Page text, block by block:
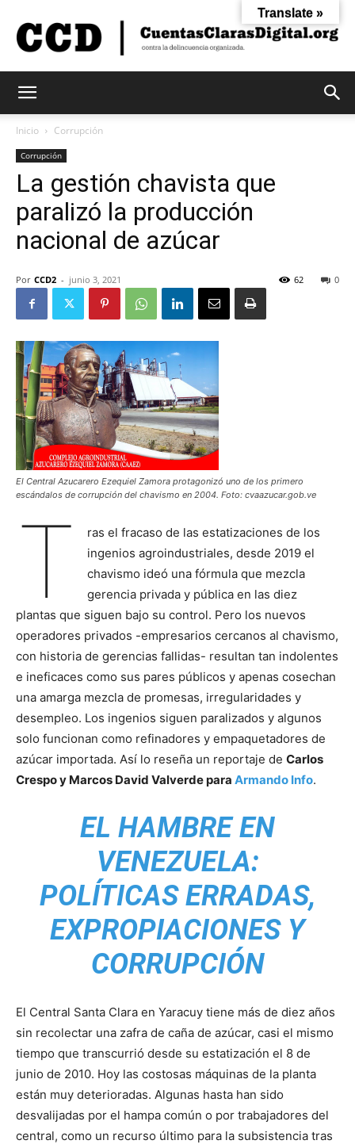
Claras
Digital
Inicio Corrupción
Corrupción
La gestión chavista que
paralizó la producción
nacional de azúcar
Por CCD2 - junio 3, 2021 0
62
El Central Azucarero Ezequiel Zamora protagonizó uno de los primero
escándalos de corrupción del chavismo en 2004. Foto: cvaazucar.gob.ve
T
ras el fracaso de las estatizaciones de los
ingenios agroindustriales, desde 2019 el
chavismo ideó una fórmula que mezcla
gerencia privada y pública en las diez
plantas que siguen bajo su control. Pero los nuevos
operadores privados -empresarios cercanos al chavismo,
con historia de gerencias fallidas- resultan tan indolentes
e ineficaces como sus pares públicos y apenas cosechan
una amarga mezcla de promesas, irregularidades y
desempleo. Los ingenios siguen paralizados y algunos
solo funcionan como refinadores y empaquetadores de
azúcar importada. Así lo reseña un reportaje de Carlos
Crespo y Marcos David Valverde para Armando Info.
EL HAMBRE EN
VENEZUELA:
POLÍTICAS ERRADAS,
EXPROPIACIONES Y
CORRUPCIÓN
El Central Santa Clara en Yaracuy tiene más de diez años
sin recolectar una zafra de caña de azúcar, casi el mismo
tiempo que transcurrió desde su estatización el 8 de
junio de 2010. Hoy las costosas máquinas de la planta
están muy deterioradas. Algunas hasta han sido
desvalijadas por el hampa común o por trabajadores del
central, como un recurso último para la subsistencia tras
Translate »